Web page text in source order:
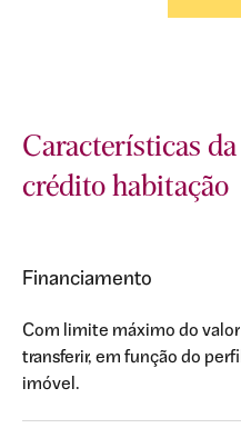
Características
crédito habitação
Financiamento
Com limite máximo do
transferir, em função do
imóvel.